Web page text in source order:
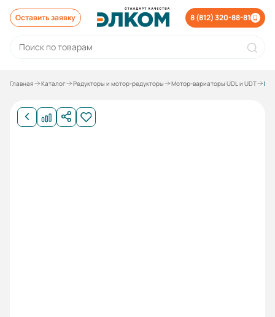
Оставить заявку 8 (812) 320-88-81
Главная Каталог Редукторы и мотор-редукторы Мотор-вариаторы UDL и UDT